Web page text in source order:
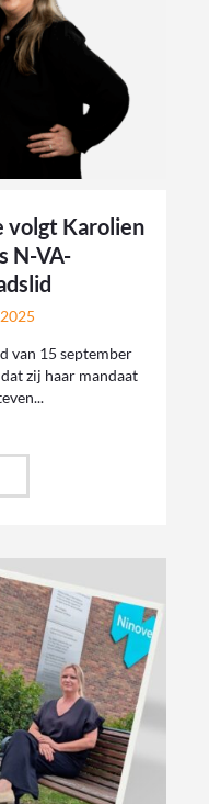
volgt Karolien
N-VA-
van 15 september
zij haar mandaat